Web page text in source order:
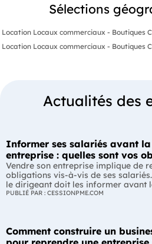
Sélections
Location Locaux commerciaux - Boutiques
Location Locaux commerciaux - Boutiques
Actualités des
Informer ses salariés avant la
entreprise : quelles sont vos
Vendre son entreprise implique de
obligations vis-à-vis de ses
le dirigeant doit les informer avant
leur permettre, s'ils le souhaitent, de
L'essentiel Les entreprises de moins de 250 salariés sont
soumises, dans certains cas, à une
PUBLIÉ PAR : CESSIONPME.COM
Comment construire un